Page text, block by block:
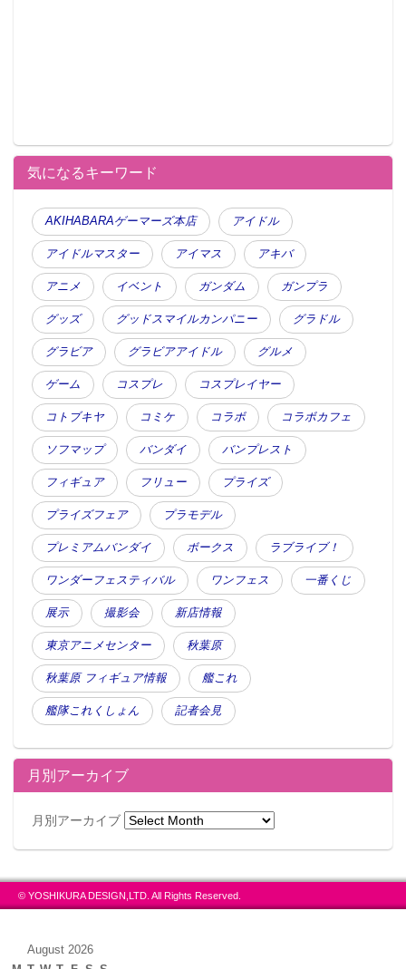
気になるキーワード
AKIHABARAゲーマーズ本店 アイドル
アイドルマスター アイマス アキバ
アニメ イベント ガンダム ガンプラ
グッズ グッドスマイルカンパニー グラドル
グラビア グラビアアイドル グルメ
ゲーム コスプレ コスプレイヤー
コトブキヤ コミケ コラボ コラボカフェ
ソフマップ バンダイ バンプレスト
フィギュア フリュー プライズ
プライズフェア プラモデル
プレミアムバンダイ ボークス ラブライブ！
ワンダーフェスティバル ワンフェス 一番くじ
展示 撮影会 新店情報
東京アニメセンター 秋葉原
秋葉原 フィギュア情報 艦これ
艦隊これくしょん 記者会見
月別アーカイブ
月別アーカイブ
© YOSHIKURA DESIGN,LTD. All Rights Reserved.
August 2026